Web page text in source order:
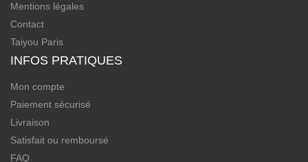
Mentions légales
Contact
Taiyou Paris
INFOS PRATIQUES
Mon compte
Paiement sécurisé
Livraison
Satisfait ou remboursé
FAQ